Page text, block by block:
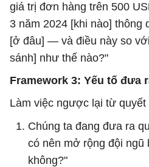
giá trị đơn hàng trên 500
3 năm 2024 [khi nào] thông
[ở đâu] — và điều này so
sánh] như thế nào?"
Framework 3: Yếu tố đưa
Làm việc ngược lại từ quyết
Chúng ta đang đưa ra
có nên mở rộng đội ngũ
không?"